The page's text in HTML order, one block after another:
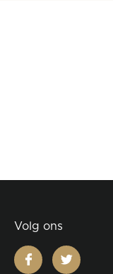
Volg ons
facebooktwitter